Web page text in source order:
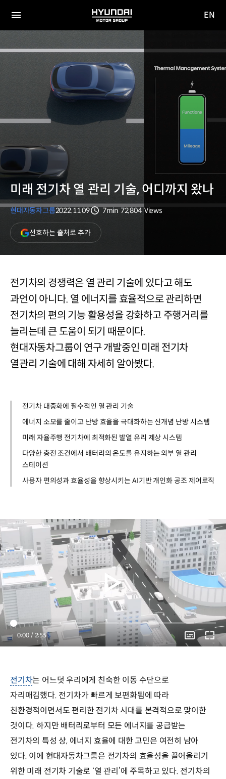
전체
HYUNDAI
MOTOR
이동
EN
미래 전기차 열 관리 기술, 어디까지 왔나
현대자동차그룹2022.11.09
7min 72,804 Views
선호하는 출처로 추가(새
창
열림)
전기차의 경쟁력은 열 관리 기술에 있다고 해도
과언이 아니다. 열 에너지를 효율적으로 관리하면
전기차의 편의 기능 활용성을 강화하고 주행거리를
늘리는데 큰 도움이 되기 때문이다.
현대자동차그룹이 연구 개발중인 미래 전기차
열관리 기술에 대해 자세히 알아봤다.
전기차 대중화에 필수적인 열 관리 기술
에너지 소모를 줄이고 난방 효율을 극대화하는 신개념 난방 시스템
미래 자율주행 전기차에 최적화된 발열 유리 제상 시스템
다양한 충전 조건에서 배터리의 온도를 유지하는 외부 열 관리
스테이션
사용자 편의성과 효율성을 향상시키는 AI기반 개인화 공조 제어로직
Current
Time
0:00 / Duration
2:55
전기차는 어느덧 우리에게 친숙한 이동 수단으로
자리매김했다. 전기차가 빠르게 보편화됨에 따라
친환경적이면서도 편리한 전기차 시대를 본격적으로 맞이한
것이다. 하지만 배터리로부터 모든 에너지를 공급받는
전기차의 특성 상, 에너지 효율에 대한 고민은 여전히 남아
있다. 이에 현대자동차그룹은 전기차의 효율성을 끌어올리기
위한 미래 전기차 기술로 ‘열 관리’에 주목하고 있다. 전기차의